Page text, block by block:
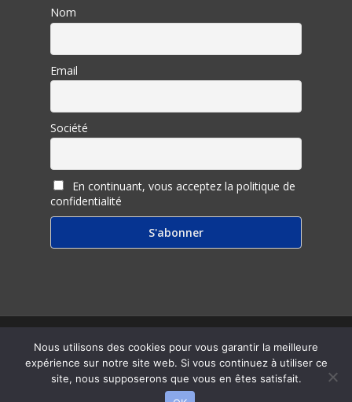
Nom
Email
Société
En continuant, vous acceptez la politique de
confidentialité
© 2026 Inter Ligere.
twitterfacebook
linkedinyoutubeRSS email
Nous utilisons des cookies pour vous garantir la meilleure
expérience sur notre site web. Si vous continuez à utiliser ce
site, nous supposerons que vous en êtes satisfait.